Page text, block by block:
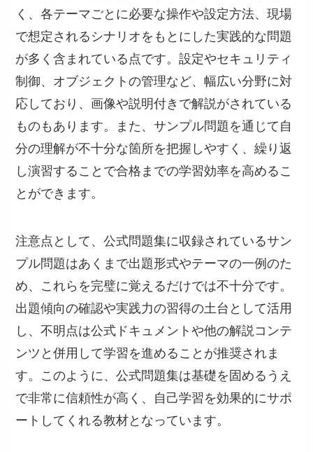
く、各テーマごとに必要な操作や設定方法、現場
で想定されるシナリオをもとにした実践的な問題
が多く含まれている点です。設定やセキュリティ
制御、オブジェクトの管理など、幅広い分野に対
応しており、画像や説明付きで解説がされている
ものもあります。また、サンプル問題を通じて自
分の理解が不十分な箇所を把握しやすく、繰り返
し演習することで合格までの学習効率を高めるこ
とができます。
注意点として、公式問題集に収録されているサン
プル問題はあくまで出題形式やテーマの一例のた
め、これらを完璧に覚えるだけでは不十分です。
出題傾向の確認や実践力の習得の土台として活用
し、不明点は公式ドキュメントや他の解説コンテ
ンツと併用して学習を進めることが推奨されま
す。このように、公式問題集は基礎を固めるうえ
で非常に信頼性が高く、自己学習を効果的にサポ
ートしてくれる教材となっています。